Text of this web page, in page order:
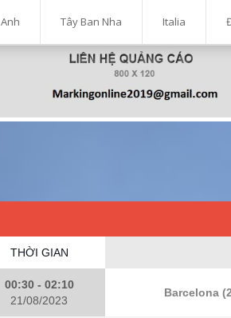
Anh Tây Ban Nha Italia
THỜI GIAN
00:30 - 02:10
21/08/2023
Barcelona